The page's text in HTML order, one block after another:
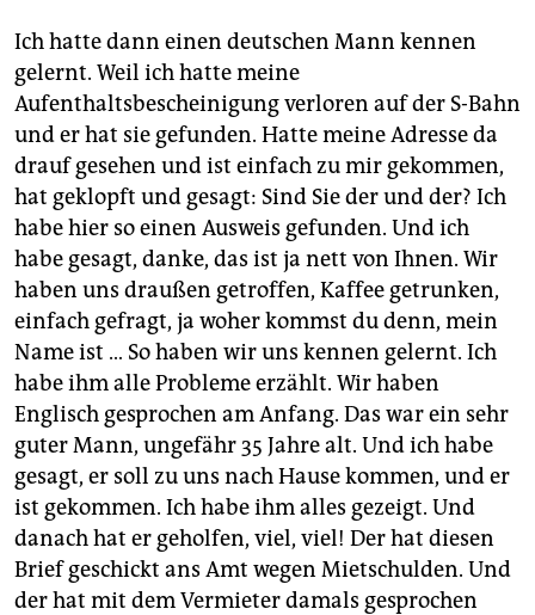
Ich hatte dann einen deutschen Mann kennen
gelernt. Weil ich hatte meine
Aufenthaltsbescheinigung verloren auf der S-Bahn
und er hat sie gefunden. Hatte meine Adresse da
drauf gesehen und ist einfach zu mir gekommen,
hat geklopft und gesagt: Sind Sie der und der? Ich
habe hier so einen Ausweis gefunden. Und ich
habe gesagt, danke, das ist ja nett von Ihnen. Wir
haben uns draußen getroffen, Kaffee getrunken,
einfach gefragt, ja woher kommst du denn, mein
Name ist … So haben wir uns kennen gelernt. Ich
habe ihm alle Probleme erzählt. Wir haben
Englisch gesprochen am Anfang. Das war ein sehr
guter Mann, ungefähr 35 Jahre alt. Und ich habe
gesagt, er soll zu uns nach Hause kommen, und er
ist gekommen. Ich habe ihm alles gezeigt. Und
danach hat er geholfen, viel, viel! Der hat diesen
Brief geschickt ans Amt wegen Mietschulden. Und
der hat mit dem Vermieter damals gesprochen